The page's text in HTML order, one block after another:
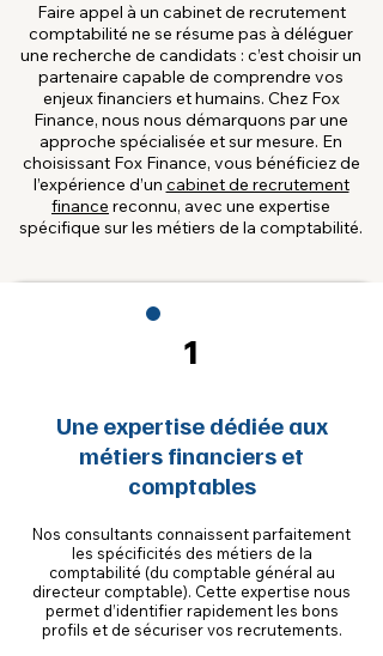
Faire appel à un cabinet de recrutement
comptabilité ne se résume pas à déléguer
une recherche de candidats : c’est choisir un
partenaire capable de comprendre vos
enjeux financiers et humains. Chez Fox
Finance, nous nous démarquons par une
approche spécialisée et sur mesure. En
choisissant Fox Finance, vous bénéficiez de
l’expérience d’un cabinet de recrutement
finance reconnu, avec une expertise
spécifique sur les métiers de la comptabilité.
1
Une expertise dédiée aux
métiers financiers et
comptables
Nos consultants connaissent parfaitement
les spécificités des métiers de la
comptabilité (du comptable général au
directeur comptable). Cette expertise nous
permet d’identifier rapidement les bons
profils et de sécuriser vos recrutements.